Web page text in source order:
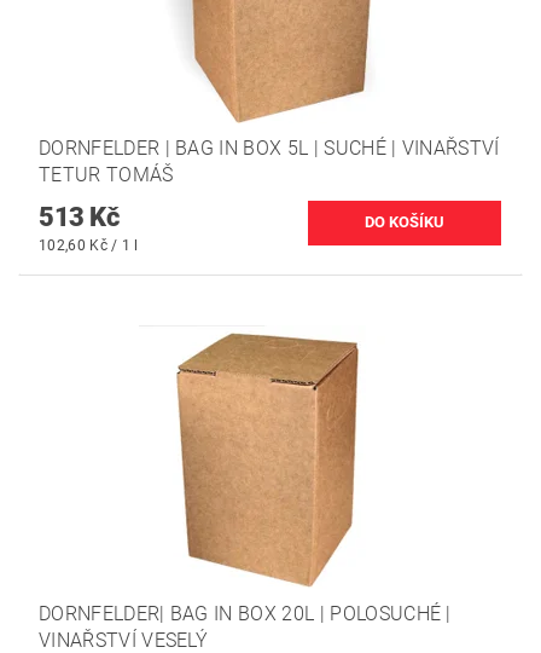
DORNFELDER | BAG IN BOX 5L | SUCHÉ | VINAŘSTVÍ
TETUR TOMÁŠ
513 Kč
102,60 Kč / 1 l
DORNFELDER| BAG IN BOX 20L | POLOSUCHÉ |
VINAŘSTVÍ VESELÝ